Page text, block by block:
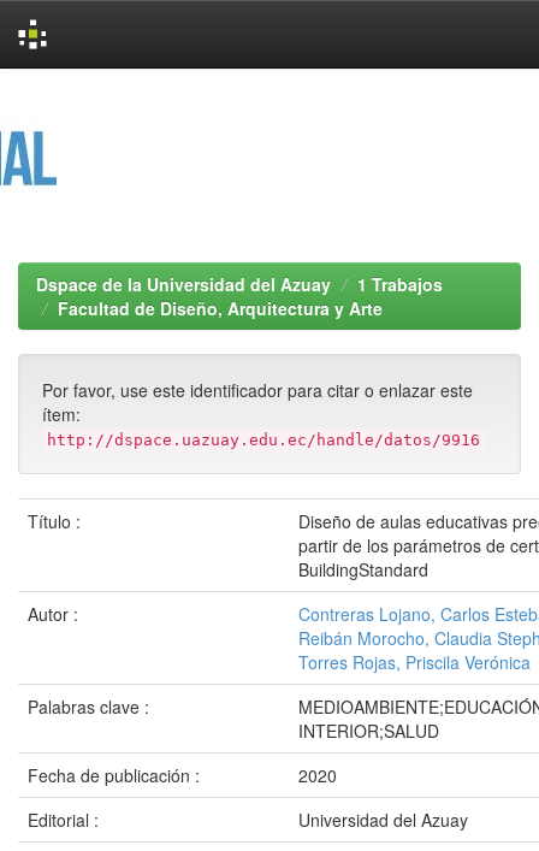
Dspace de la Universidad del Azuay
1 Trabajos
Facultad de Diseño, Arquitectura y Arte
Por favor, use este identificador para citar o enlazar este
ítem:
http://dspace.uazuay.edu.ec/handle/datos/9916
Título :
Diseño de aulas educativas
partir de los parámetros de
BuildingStandard
Autor :
Contreras Lojano, Carlos
Reibán Morocho, Claudia
Torres Rojas, Priscila Verónica
Palabras clave :
INTERIOR;SALUD
Fecha de publicación :
2020
Editorial :
Universidad del Azuay